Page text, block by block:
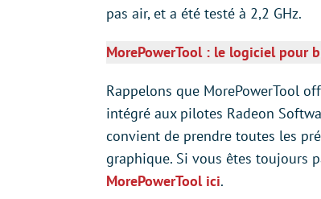
pas air, et a été testé à 2,2 GHz.
MorePowerTool : le logiciel pour
Rappelons que MorePowerTool
intégré aux pilotes Radeon
convient de prendre toutes les
graphique. Si vous êtes toujours
MorePowerTool ici.